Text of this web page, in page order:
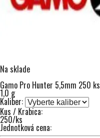
Na sklade
Gamo Pro Hunter 5,5mm 250 ks
1,0 g
Kaliber:
Kus / Krabica:
250/ks
Jednotková cena: